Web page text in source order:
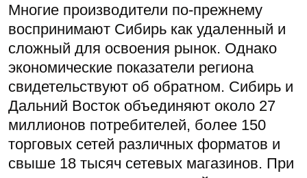
Многие производители по-прежнему
воспринимают Сибирь как удаленный и
сложный для освоения рынок. Однако
экономические показатели региона
свидетельствуют об обратном. Сибирь и
Дальний Восток объединяют около 27
миллионов потребителей, более 150
торговых сетей различных форматов и
свыше 18 тысяч сетевых магазинов. При